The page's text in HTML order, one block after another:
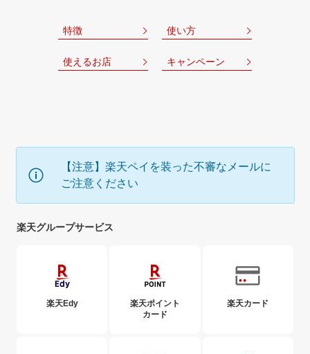
特徴 使い方
使えるお店 キャンペーン
【注意】楽天ペイを装った不審なメールに
ご注意ください
楽天グループサービス
楽天Edy
楽天ポイント
カード
楽天カード